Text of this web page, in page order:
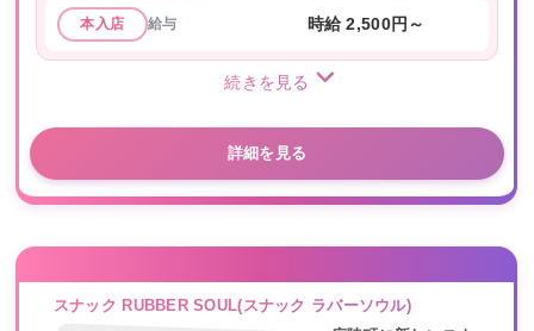
本入店 給与 時給 2,500円～
続きを見る
詳細を見る
スナック RUBBER SOUL(スナック ラバーソウル)